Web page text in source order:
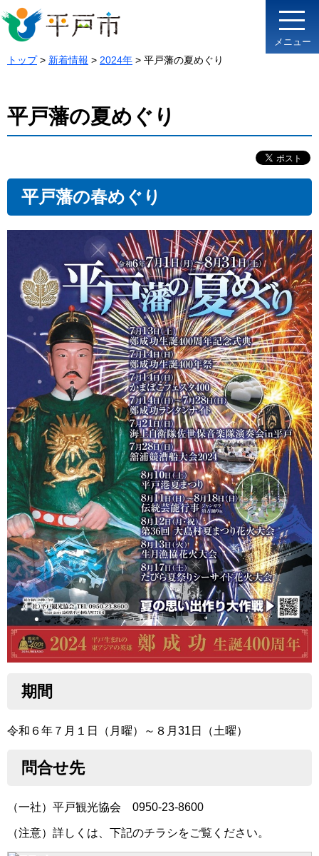
メニュー
トップ> 新着情報 > 2024年 > 平戸藩の夏めぐり
平戸藩の夏めぐり
平戸藩の春めぐり
期間
令和６年７月１日（月曜）～８月31日（土曜）
問合せ先
（一社）平戸観光協会 0950-23-8600
（注意）詳しくは、下記のチラシをご覧ください。